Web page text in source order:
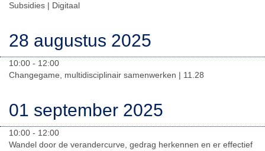
Subsidies | Digitaal
28 augustus 2025
10:00 - 12:00
Changegame, multidisciplinair samenwerken | 11.28
01 september 2025
10:00 - 12:00
Wandel door de verandercurve, gedrag herkennen en er effectief